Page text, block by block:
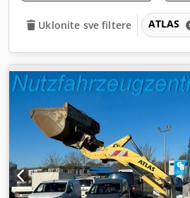
Uklonite sve filtere ATLAS